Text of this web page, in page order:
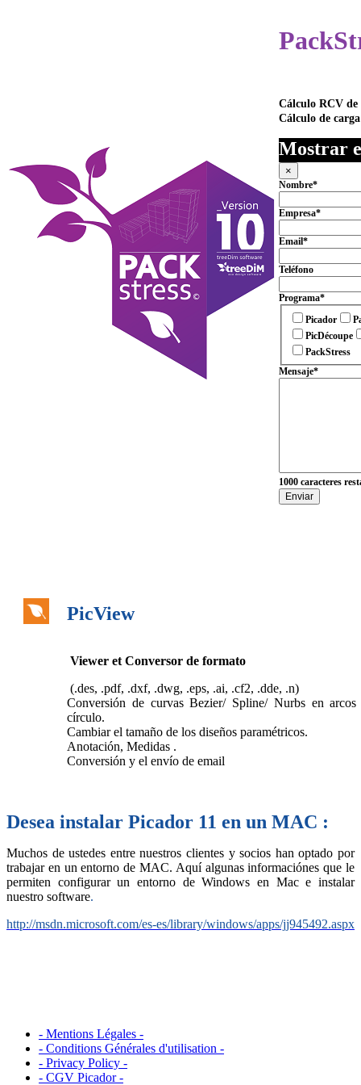
Cálculo RCV de
Cálculo de
Mostrar
×
Nombre*
Empresa*
Email*
Teléfono
Programa*
Picador
PicDécoupe
PackStress
Mensaje*
1000 caracteres
Enviar
PicView
Viewer et Conversor de formato
(.des, .pdf, .dxf, .dwg, .eps, .ai, .cf2, .dde, .n)
Conversión de curvas Bezier/ Spline/ Nurbs en arcos
círculo.
Cambiar el tamaño de los diseños paramétricos.
Anotación, Medidas .
Conversión y el envío de email
Desea instalar Picador 11 en un MAC :
Muchos de ustedes entre nuestros clientes y socios han optado por
trabajar en un entorno de MAC. Aquí algunas informaciónes que le
permiten configurar un entorno de Windows en Mac e instalar
nuestro software.
http://msdn.microsoft.com/es-es/library/windows/apps/jj945492.aspx
- Mentions Légales -
- Conditions Générales d'utilisation -
- Privacy Policy -
- CGV Picador -